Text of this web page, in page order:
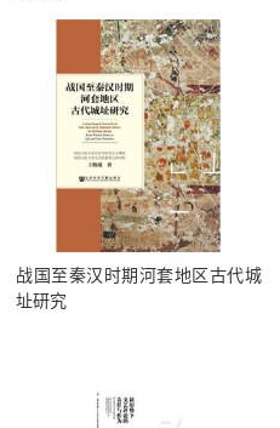
战国至秦汉时期河套地区古代城
址研究